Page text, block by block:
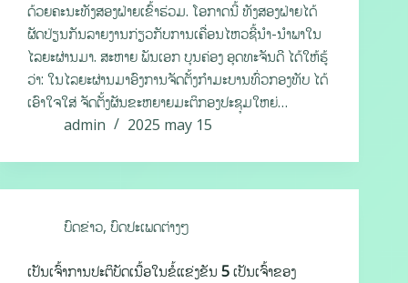
ດ້ວຍຄະນະທັງສອງຝ່າຍເຂົ້າຮ່ວມ. ໂອກາດນີ້ ທັງສອງຝ່າຍໄດ້
ຜັດປ່ຽນກັນລາຍງານກ່ຽວກັບການເຄື່ອນໄຫວຊີ້ນຳ-ນຳພາໃນ
ໄລຍະຜ່ານມາ. ສະຫາຍ ພັນເອກ ບຸນຄ່ອງ ອຸດທະຈັນດີ ໄດ້ໃຫ້ຮູ້
ວ່າ: ໃນໄລຍະຜ່ານມາອົງການຈັດຕັ້ງກຳມະບານທົ່ວກອງທັບ ໄດ້
ເອົາໃຈໃສ່ ຈັດຕັ້ງຜັນຂະຫຍາຍມະຕິກອງປະຊຸມໃຫຍ່…
admin
2025 may 15
ບົດຂ່າວ, ບົດປະເພດຕ່າງໆ
ເປັນເຈົ້າການປະຕິບັດເນື້ອໃນຂໍ້ແຂ່ງຂັນ 5 ເປັນເຈົ້າຂອງ